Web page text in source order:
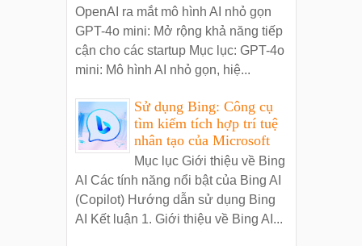
OpenAI ra mắt mô hình AI nhỏ gọn
GPT-4o mini: Mở rộng khả năng tiếp
cận cho các startup Mục lục: GPT-4o
mini: Mô hình AI nhỏ gọn, hiệ...
Sử dụng Bing: Công cụ
tìm kiếm tích hợp trí tuệ
nhân tạo của Microsoft
Mục lục Giới thiệu về Bing
AI Các tính năng nổi bật của Bing AI
(Copilot) Hướng dẫn sử dụng Bing
AI Kết luận 1. Giới thiệu về Bing AI...